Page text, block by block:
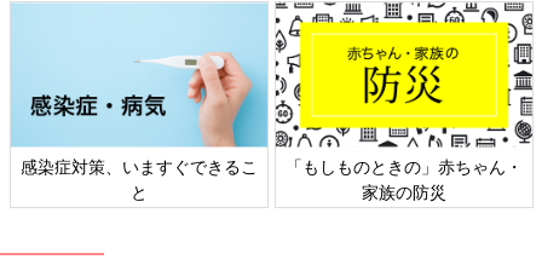
感染症対策、いますぐできるこ
と
「もしものときの」赤ちゃん・
家族の防災